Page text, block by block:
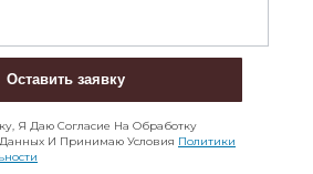
Оставить заявку
Я Даю Согласие На Обработку
И Принимаю Условия Политики